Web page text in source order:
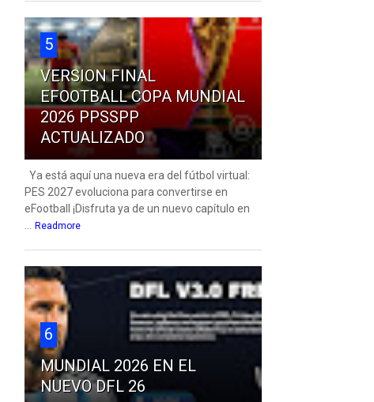
5
VERSION FINAL
EFOOTBALL COPA MUNDIAL
2026 PPSSPP
ACTUALIZADO
Ya está aquí una nueva era del fútbol virtual:
PES 2027 evoluciona para convertirse en
eFootball ¡Disfruta ya de un nuevo capítulo en
Readmore
6
MUNDIAL 2026 EN EL
NUEVO DFL 26